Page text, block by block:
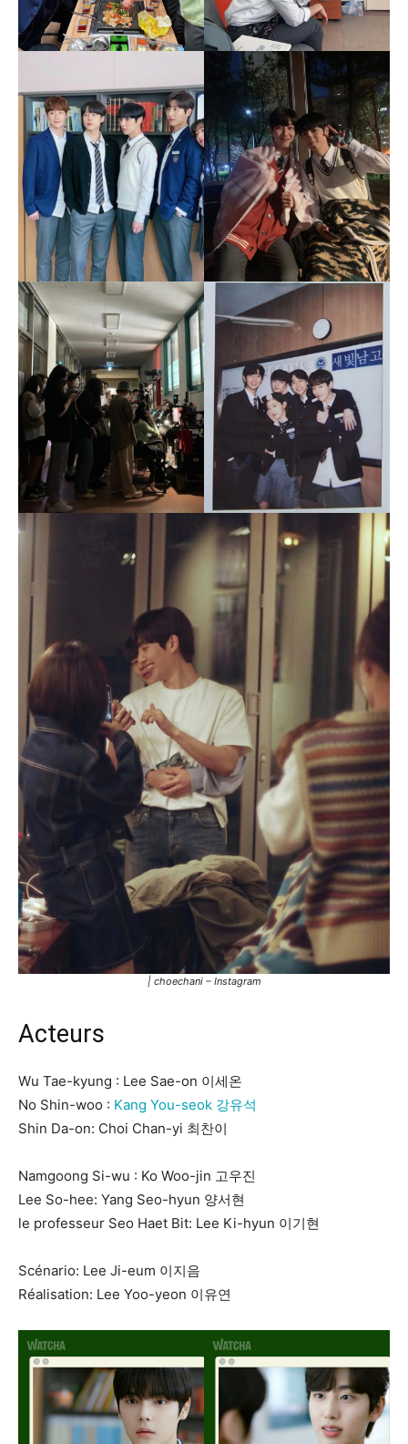
| choechani – Instagram
Acteurs
Wu Tae-kyung : Lee Sae-on 이세온
No Shin-woo : Kang You-seok 강유석
Shin Da-on: Choi Chan-yi 최찬이
Namgoong Si-wu : Ko Woo-jin 고우진
Lee So-hee: Yang Seo-hyun 양서현
le professeur Seo Haet Bit: Lee Ki-hyun 이기현
Scénario: Lee Ji-eum 이지음
Réalisation: Lee Yoo-yeon 이유연